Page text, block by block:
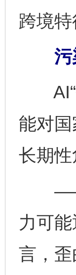
跨境
污染
AI“
能对
长期性
——危
力可
言，